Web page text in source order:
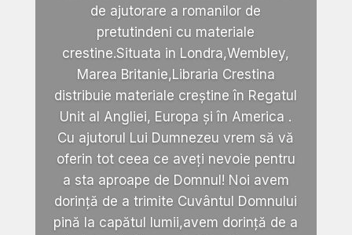
de ajutorare a romanilor de
pretutindeni cu materiale
crestine.Situata in Londra,Wembley,
Marea Britanie,Libraria Crestina
distribuie materiale creștine în Regatul
Unit al Angliei, Europa și în America .
Cu ajutorul Lui Dumnezeu vrem să vă
oferin tot ceea ce aveți nevoie pentru
a sta aproape de Domnul! Noi avem
dorință de a trimite Cuvântul Domnului
pină la capătul lumii,avem dorință de a